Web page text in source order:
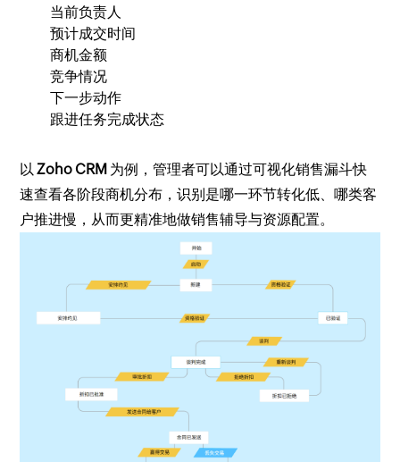
当前负责人
预计成交时间
商机金额
竞争情况
下一步动作
跟进任务完成状态
以Zoho CRM 为例，管理者可以通过可视化销售漏斗快
速查看各阶段商机分布，识别是哪一环节转化低、哪类客
户推进慢，从而更精准地做销售辅导与资源配置。